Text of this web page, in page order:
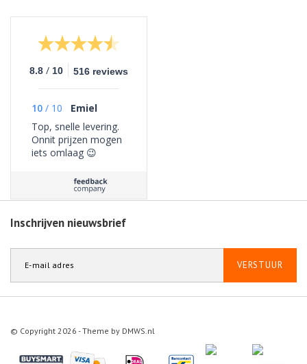
8.8 / 10 516 reviews
10 / 10
Emiel
Top, snelle levering.
Onnit prijzen mogen
iets omlaag 😉
Inschrijven nieuwsbrief
VERSTUUR
© Copyright 2026 - Theme by DMWS.nl